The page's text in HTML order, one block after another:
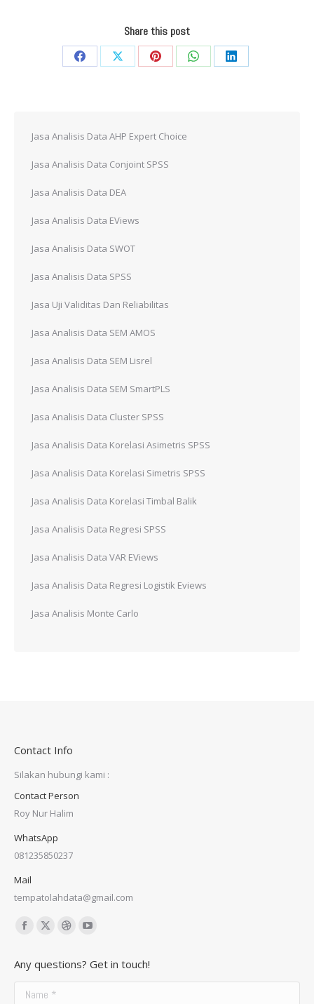
Share this post
Share
Share
Share
Share
Share
Jasa Analisis Data AHP Expert Choice
Jasa Analisis Data Conjoint SPSS
Jasa Analisis Data DEA
Jasa Analisis Data EViews
Jasa Analisis Data SWOT
Jasa Analisis Data SPSS
Jasa Uji Validitas Dan Reliabilitas
Jasa Analisis Data SEM AMOS
Jasa Analisis Data SEM Lisrel
Jasa Analisis Data SEM SmartPLS
Jasa Analisis Data Cluster SPSS
Jasa Analisis Data Korelasi Asimetris SPSS
Jasa Analisis Data Korelasi Simetris SPSS
Jasa Analisis Data Korelasi Timbal Balik
Jasa Analisis Data Regresi SPSS
Jasa Analisis Data VAR EViews
Jasa Analisis Data Regresi Logistik Eviews
Jasa Analisis Monte Carlo
Contact Info
Silakan hubungi kami :
Contact Person
Roy Nur Halim
WhatsApp
081235850237
Mail
tempatolahdata@gmail.com
Find us on:
Facebook
opens
in
X
opens
Dribbble
opensopens
Any questions? Get in touch!
Name *